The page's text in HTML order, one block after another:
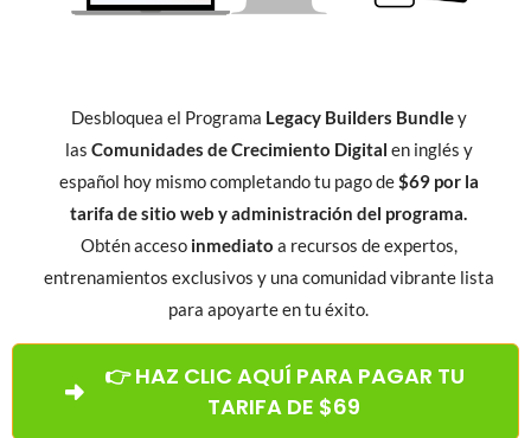
Desbloquea el Programa Legacy Builders Bundley
las Comunidades de Crecimiento Digital en inglés y
español hoy mismo completando tu pago de$69 por la
tarifa de sitio web y administración del programa.
Obtén acceso inmediato a recursos de expertos,
entrenamientos exclusivos y una comunidad vibrante lista
para apoyarte en tu éxito.
👉 HAZ CLIC AQUÍ PARA PAGAR TU
TARIFA DE $69